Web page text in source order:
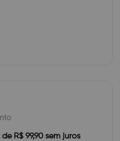
de R$ 99,90 sem juros